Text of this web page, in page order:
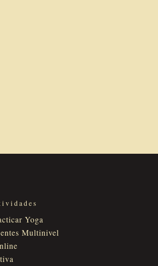
Yoga
Multinivel